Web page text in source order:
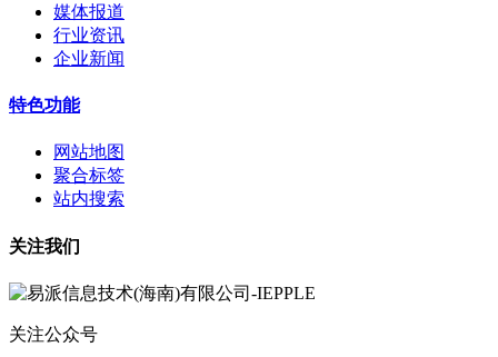
媒体报道
行业资讯
企业新闻
特色功能
网站地图
聚合标签
站内搜索
关注我们
关注公众号